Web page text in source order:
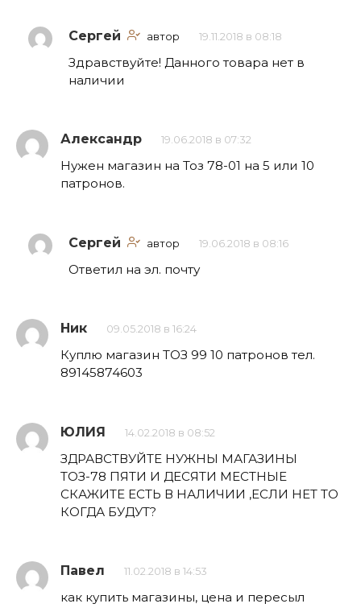
Сергей автор 19.11.2018 в 08:18
Здравствуйте! Данного товара нет в
наличии
Александр 19.06.2018 в 07:32
Нужен магазин на Тоз 78-01 на 5 или 10
патронов.
Сергей автор 19.06.2018 в 08:16
Ответил на эл. почту
Ник 09.05.2018 в 16:24
Куплю магазин ТОЗ 99 10 патронов тел.
89145874603
ЮЛИЯ 14.02.2018 в 08:52
ЗДРАВСТВУЙТЕ НУЖНЫ МАГАЗИНЫ
ТОЗ-78 ПЯТИ И ДЕСЯТИ МЕСТНЫЕ
СКАЖИТЕ ЕСТЬ В НАЛИЧИИ ,ЕСЛИ НЕТ ТО
КОГДА БУДУТ?
Павел 11.02.2018 в 14:53
как купить магазины, цена и пересыл